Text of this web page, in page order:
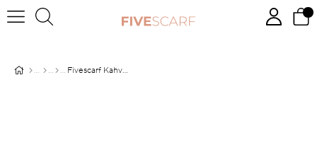
Fivescarf Kahverengi Medine İpeği Eşarp